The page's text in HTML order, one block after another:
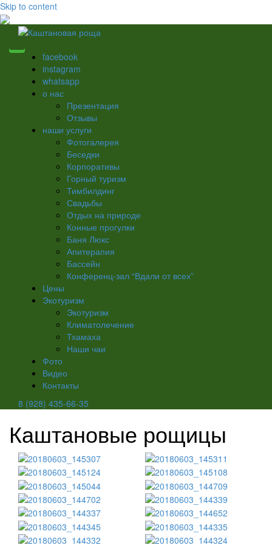
Skip to content
facebook
instagram
whatsapp
о нас
Презентация
Отзывы
наши услуги
Фотогалерея
Беседки
Корпоративы
Горный туризм
Тимбилдинг
Свадьбы
Отдых на природе
Конные прогулки
Баня Люкс
Апитерапия
Бассейн
Конференц-зал “Вдали от всех”
Цены
Экотуризм
Экотуризм
Климатолечение
Тхамаха
Наши чаи
Фото
Видео
Контакты
8 (928) 435-66-35
Каштановые рощицы